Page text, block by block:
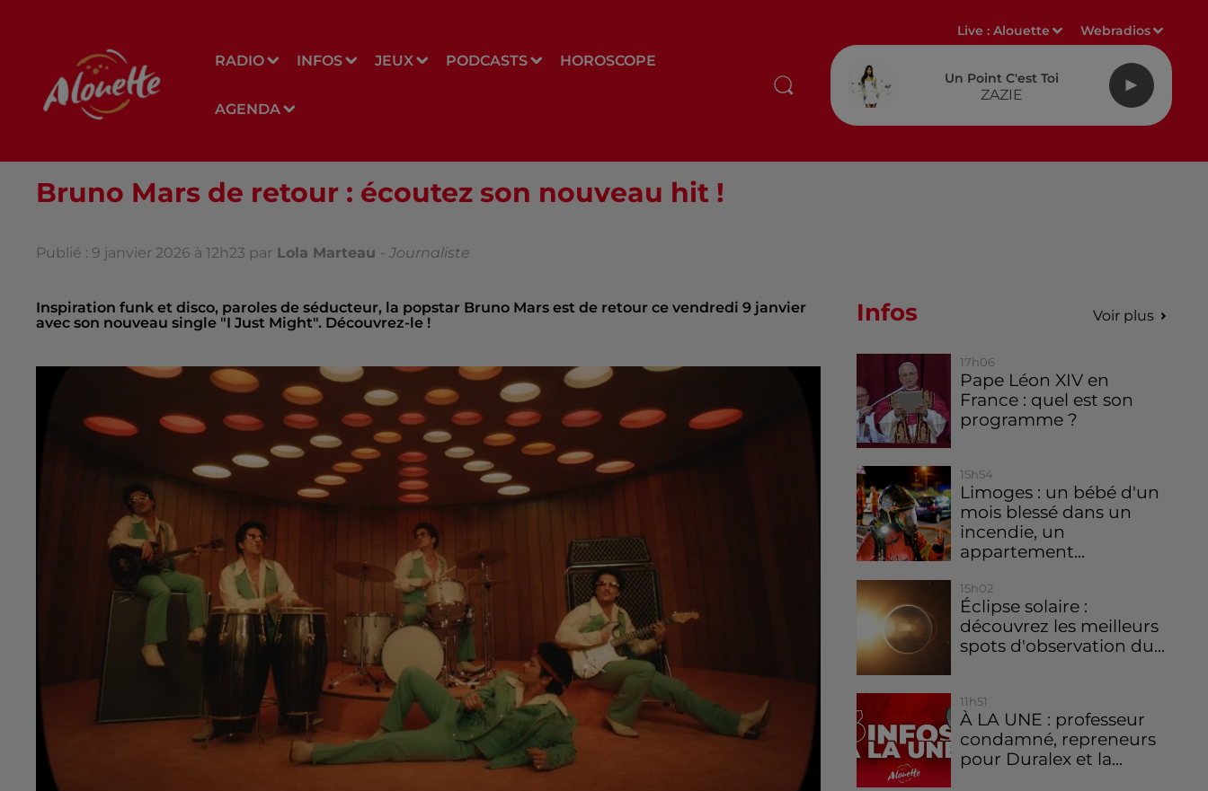
RADIO INFOS JEUX PODCASTS HOROSCOPE
AGENDA
Live :Alouette Webradios
Un Point C'est Toi
ZAZIE
Bruno Mars de retour : écoutez son nouveau hit !
Publié : 9 janvier 2026 à 12h23 par Lola Marteau - Journaliste
Inspiration funk et disco, paroles de séducteur, la popstar Bruno Mars est de retour ce vendredi 9 janvier
avec son nouveau single "I Just Might". Découvrez-le !
Infos Voir plus
17h06
Pape Léon XIV en
France : quel est son
programme ?
15h54
Limoges : un bébé d'un
mois blessé dans un
incendie, un
appartement...
15h02
Éclipse solaire :
découvrez les meilleurs
spots d'observation du...
11h51
À LA UNE : professeur
condamné, repreneurs
pour Duralex et la...